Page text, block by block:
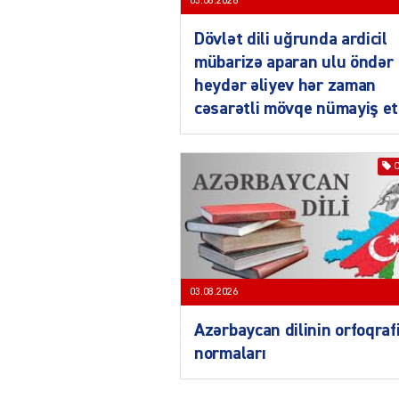
Dövlət dili uğrunda ardicil
mübarizə aparan ulu öndər
heydər əliyev hər zaman
cəsarətli mövqe nümayiş
03.08.2026
Azərbaycan dilinin
normaları